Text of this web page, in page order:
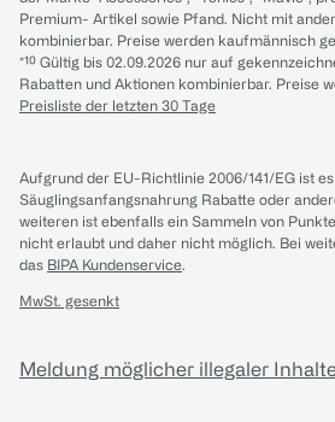
Premium- Artikel sowie Pfand. Nicht mit
kombinierbar. Preise werden kaufmännisch
*¹⁰ Gültig bis 02.09.2026 nur auf
Rabatten und Aktionen kombinierbar. Preise
Preisliste der letzten 30 Tage
Aufgrund der EU-Richtlinie 2006/141/EG ist
Säuglingsanfangsnahrung Rabatte oder
weiteren ist ebenfalls ein Sammeln von
nicht erlaubt und daher nicht möglich. Bei
das BIPA Kundenservice.
MwSt. gesenkt
Meldung möglicher illegaler